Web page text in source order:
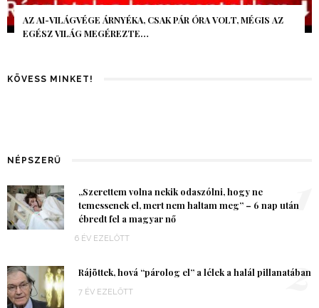
AZ AI-VILÁGVÉGE ÁRNYÉKA, CSAK PÁR ÓRA VOLT, MÉGIS AZ
EGÉSZ VILÁG MEGÉREZTE…
KÖVESS MINKET!
NÉPSZERŰ
„Szerettem volna nekik odaszólni, hogy ne
temessenek el, mert nem haltam meg” – 6 nap után
ébredt fel a magyar nő
6 ÉV EZELŐTT
1
Rájöttek, hová “párolog el” a lélek a halál pillanatában
7 ÉV EZELŐTT 2